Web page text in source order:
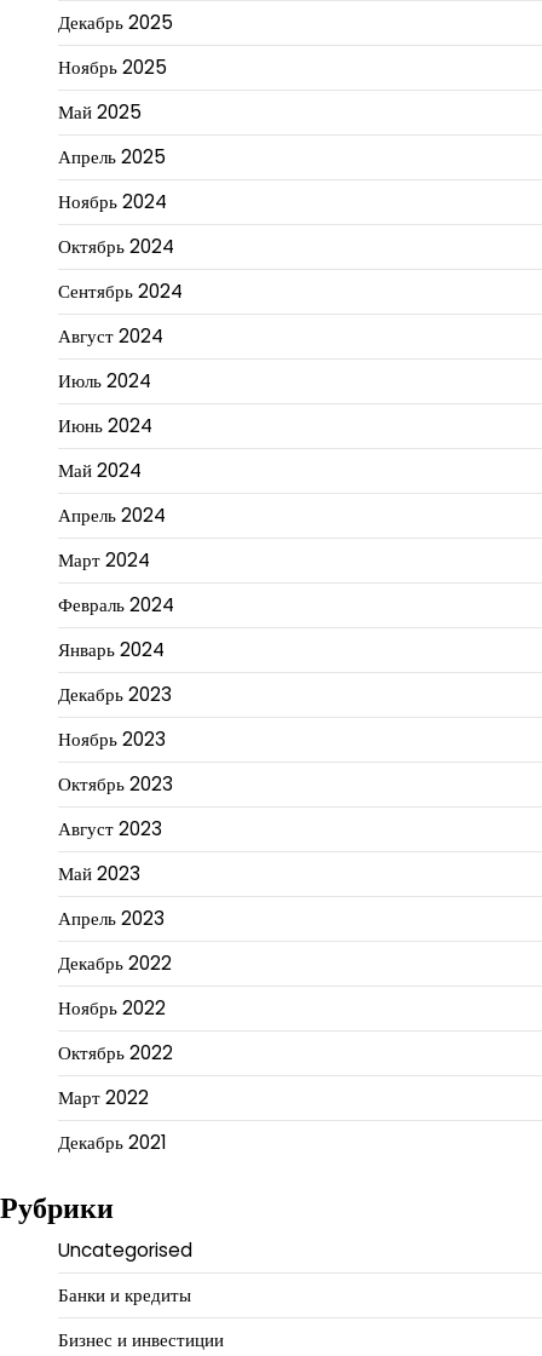
Декабрь 2025
Ноябрь 2025
Май 2025
Апрель 2025
Ноябрь 2024
Октябрь 2024
Сентябрь 2024
Август 2024
Июль 2024
Июнь 2024
Май 2024
Апрель 2024
Март 2024
Февраль 2024
Январь 2024
Декабрь 2023
Ноябрь 2023
Октябрь 2023
Август 2023
Май 2023
Апрель 2023
Декабрь 2022
Ноябрь 2022
Октябрь 2022
Март 2022
Декабрь 2021
Рубрики
Uncategorised
Банки и кредиты
Бизнес и инвестиции